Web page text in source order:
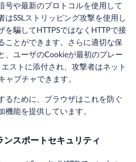
号や最新のプロトコルを使用して
はSSLストリッピング攻撃を使用し
を騙してHTTPSではなくHTTPで接
ことができます。さらに適切な保
、ユーザのCookieが最初のプレー
ストに添付され、攻撃者はネット
ャプチャできます。
るために、ブラウザはこれを防ぐ
機能を提供しています。
スポートセキュリティ